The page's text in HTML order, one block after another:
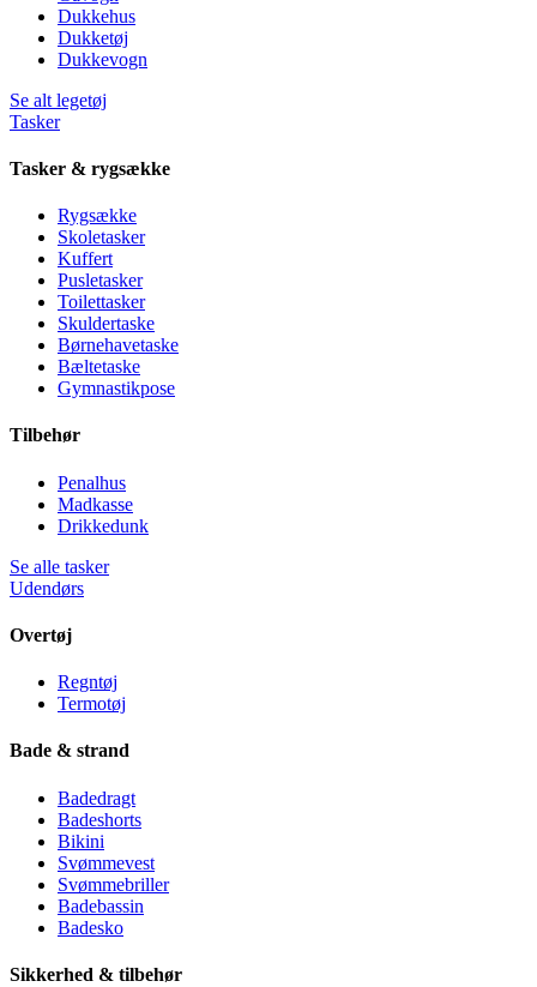
Dukkehus
Dukketøj
Dukkevogn
Se alt legetøj
Tasker
Tasker & rygsække
Rygsække
Skoletasker
Kuffert
Pusletasker
Toilettasker
Skuldertaske
Børnehavetaske
Bæltetaske
Gymnastikpose
Tilbehør
Penalhus
Madkasse
Drikkedunk
Se alle tasker
Udendørs
Overtøj
Regntøj
Termotøj
Bade & strand
Badedragt
Badeshorts
Bikini
Svømmevest
Svømmebriller
Badebassin
Badesko
Sikkerhed & tilbehør